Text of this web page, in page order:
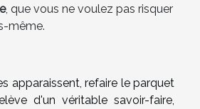
, que vous ne voulez pas risquer
même.
apparaissent, refaire le parquet
d'un véritable savoir-faire,